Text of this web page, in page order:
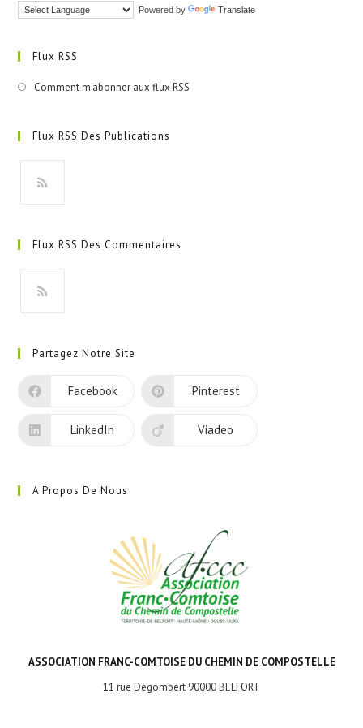
Powered by Translate
Flux RSS
Comment m'abonner aux flux RSS
Flux RSS Des Publications
un
onglet
Flux RSS Des Commentaires
un
nouvel
Partagez Notre Site
Facebook Pinterest
LinkedIn Viadeo
A Propos De Nous
ASSOCIATION FRANC-COMTOISE DU CHEMIN DE COMPOSTELLE
11 rue Degombert 90000 BELFORT